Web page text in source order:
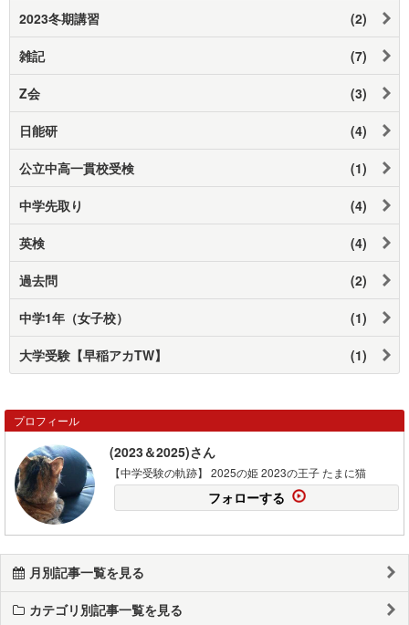
2023冬期講習 (2)
雑記 (7)
Z会 (3)
日能研 (4)
公立中高一貫校受検 (1)
中学先取り (4)
英検 (4)
過去問 (2)
中学1年（女子校） (1)
大学受験【早稲アカTW】 (1)
プロフィール
(2023＆2025)さん
【中学受験の軌跡】 2025の姫 2023の王子 たまに猫
フォローする
月別記事一覧を見る
カテゴリ別記事一覧を見る